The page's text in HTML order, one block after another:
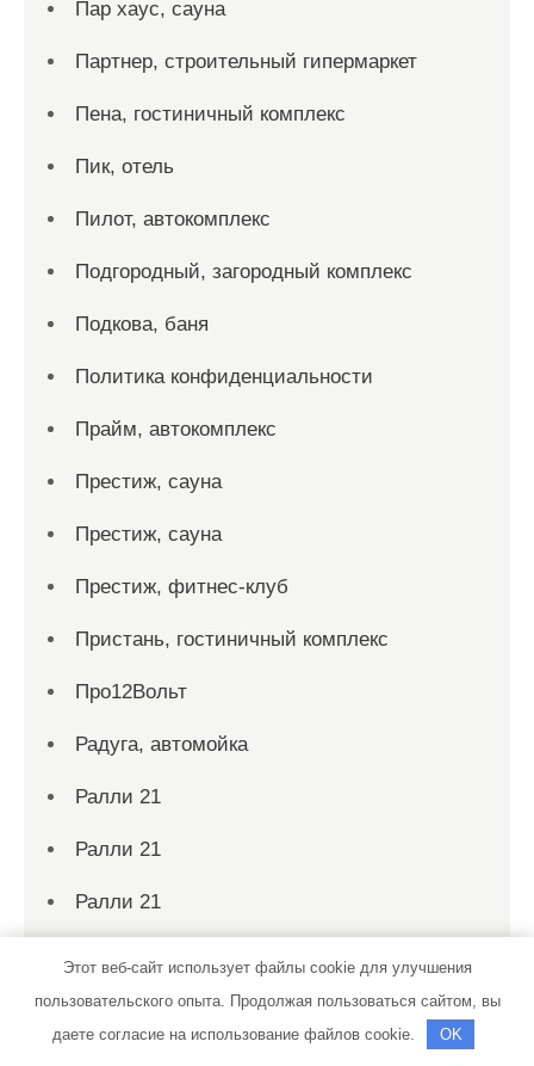
Пар хаус, сауна
Партнер, строительный гипермаркет
Пена, гостиничный комплекс
Пик, отель
Пилот, автокомплекс
Подгородный, загородный комплекс
Подкова, баня
Политика конфиденциальности
Прайм, автокомплекс
Престиж, сауна
Престиж, сауна
Престиж, фитнес-клуб
Пристань, гостиничный комплекс
Про12Вольт
Радуга, автомойка
Ралли 21
Ралли 21
Ралли 21
Ремонт авто
Этот веб-сайт использует файлы cookie для улучшения
пользовательского опыта. Продолжая пользоваться сайтом, вы
даете согласие на использование файлов cookie.
OK